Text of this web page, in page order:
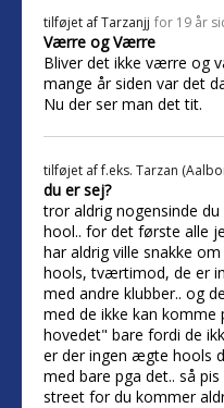
tilføjet afTarzanjj for 19 år
Værre og Værre
Bliver det ikke værre og
mange år siden var det
Nu der ser man det tit.
tilføjet aff.eks. Tarzan
du er sej?
tror aldrig nogensinde
hool.. for det første alle
har aldrig ville snakke
hools, tværtimod, de er
med andre klubber.. og
med de ikke kan komme
hovedet" bare fordi de
er der ingen ægte hools
med bare pga det.. så
street for du kommer